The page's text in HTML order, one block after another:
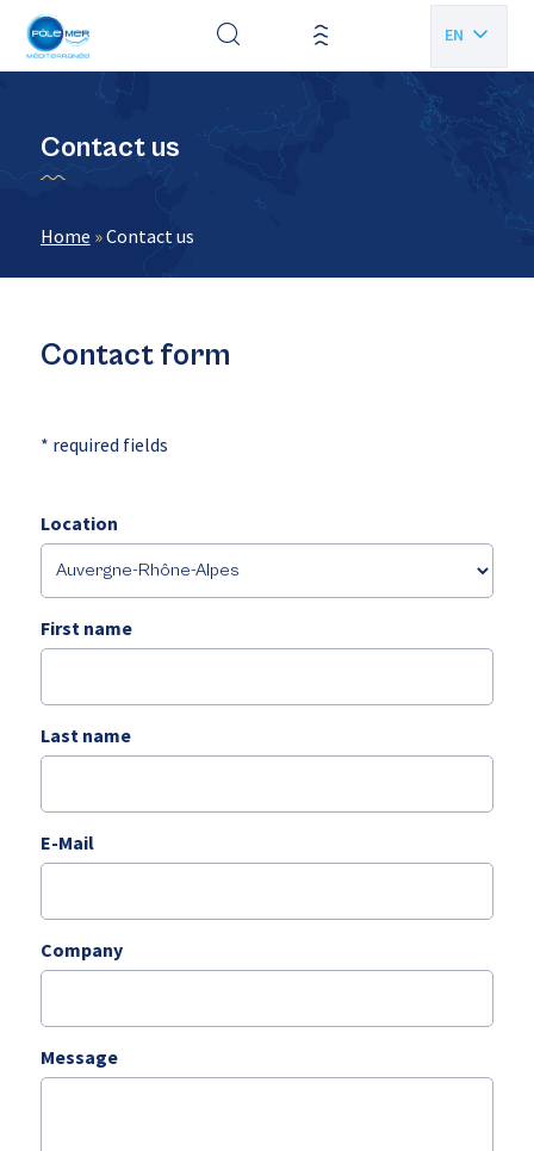
EN
Contact us
Home »Contact us
Contact form
* required fields
Location
First name
Last name
E-Mail
Company
Message
Cookies management panel